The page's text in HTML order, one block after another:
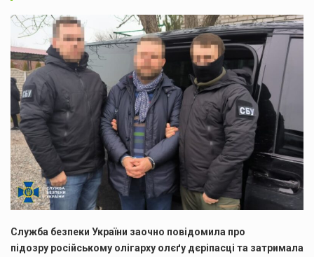
Служба безпеки України заочно повідомила про
підозру російському олігарху олєґу дєріпасці та затримала